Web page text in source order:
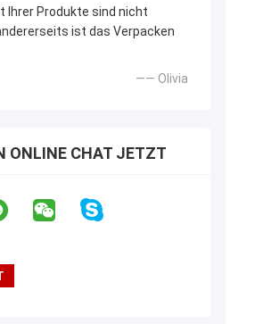
Ihrer Produkte sind nicht
ist das Verpacken
—— Olivia
ONLINE CHAT JETZT